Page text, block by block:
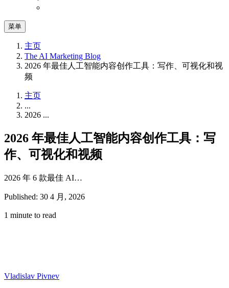
菜单
主页
The AI Marketing Blog
2026 年最佳人工智能内容创作工具：写作、可视化和视
频
主页
...
2026 ...
2026 年最佳人工智能内容创作工具：写
作、可视化和视频
2026 年 6 款最佳 AI…
Published: 30 4 月, 2026
1 minute to read
Vladislav Pivnev